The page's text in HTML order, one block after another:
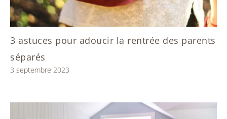
3 astuces pour adoucir la rentrée des parents
séparés
3 septembre 2023